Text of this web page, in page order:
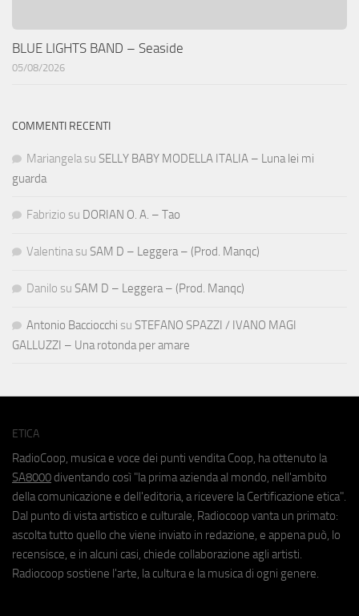
BLUE LIGHTS BAND – Seaside
05/08/2026
COMMENTI RECENTI
Mariangela su SELLY BABY MODELLA ITALIA – Luna lei mi
guarda
Fabrizio su DORIAN O. A. – Tao
Valentina su SAM D – Leggera – (Prod. Manqc)
Danilo su SAM D – Leggera – (Prod. Manqc)
Antonio Bacciocchi su STEFANO SPAZZI / IVANO MAGI
GALLUZZI – Una rotonda per amare
ETICA
RadioCoop, musica e voce dei punti vendita Coop, ha ottenuto la
SA8000 diventando così "la prima azienda al mondo, nell'ambito
della comunicazione e dell'editoria, a ricevere la Certificazione etica".
Dal punto di vista artistico e culturale, Radiocoop vanta un primato:
ascolta tutto quello che viene inviato in redazione, e appena può, lo
recensisce, e in alcuni casi, chiede collaborazione agli artisti.
Radiocoop sostiene l'arte, la cultura e la musica di ogni genere.